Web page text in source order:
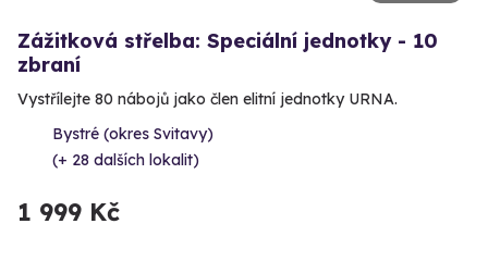
Zážitková střelba: Speciální jednotky - 10
zbraní
Vystřílejte 80 nábojů jako člen elitní jednotky URNA.
Bystré (okres Svitavy)
(+ 28 dalších lokalit)
1 999 Kč